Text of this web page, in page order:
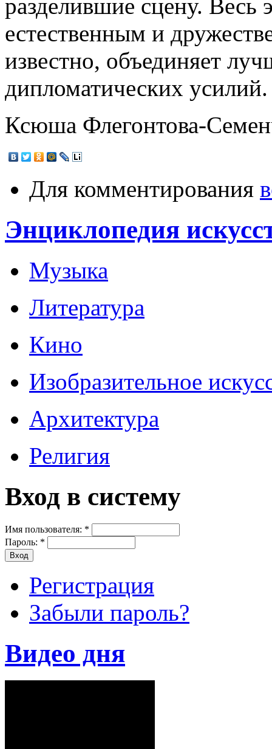
разделившие сцену.
естественным и
известно, объединяет
дипломатических усилий.
Ксюша Флегонтова-
Для комментирования
Энциклопедия
Музыка
Литература
Кино
Изобразительное
Архитектура
Религия
Вход в систему
Имя пользователя: *
Пароль: *
Регистрация
Забыли пароль?
Видео дня